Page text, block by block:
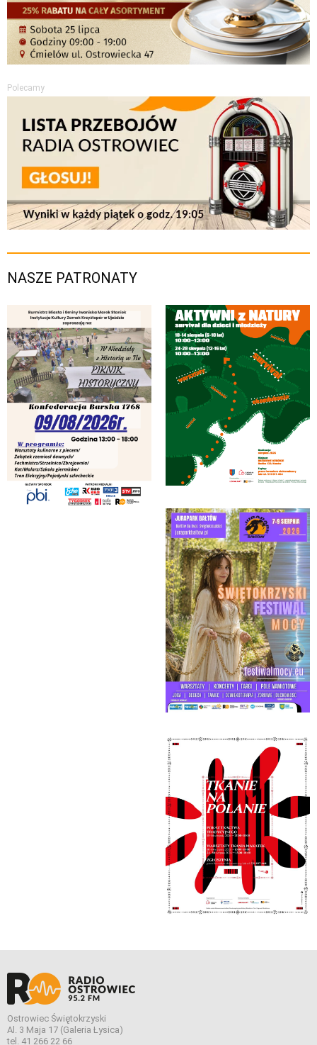
Polecamy
NASZE PATRONATY
Ostrowiec Świętokrzyski
Al. 3 Maja 17 (Galeria Łysica)
tel. 41 266 22 66